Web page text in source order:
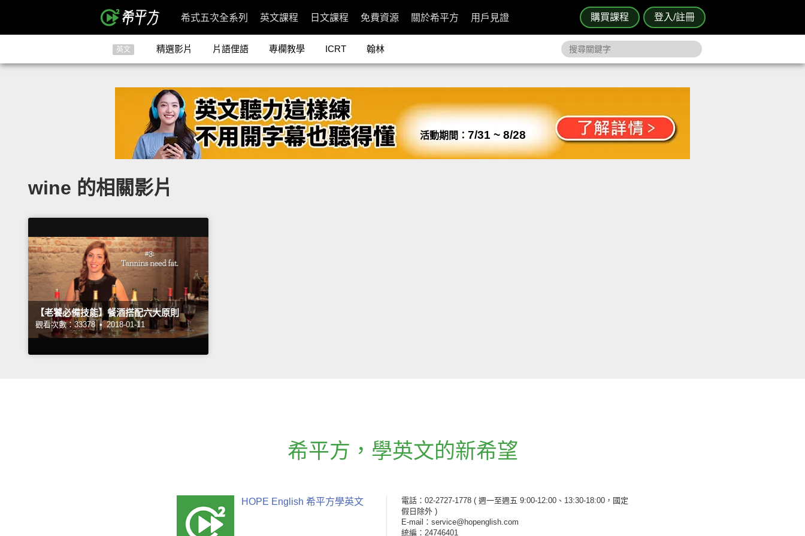
購買課程 登入/註冊
希式五次全系列 英文課程 日文課程 免費資源 關於希平方 用戶見證
英文 精選影片 片語俚語 專欄教學 ICRT 翰林
活動期間： 7/31 ~ 8/28
wine 的相關影片
【老饕必備技能】餐酒搭配六大原則
觀看次數：33378 • 2018-01-11
希平方 ， 學英文的新希望
HOPE English 希平方學英文 電話：02-2727-1778 ( 週一至週五 9:00-12:00、13:30-18:00，國定
假日除外 )
E-mail：service@hopenglish.com
統編：24746401